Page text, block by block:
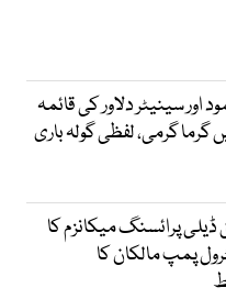
اور سینیٹر دلاور کی قائمہ
گرمی، لفظی گولہ باری
پرائسنگ میکانزم کا
پمپ مالکان کا